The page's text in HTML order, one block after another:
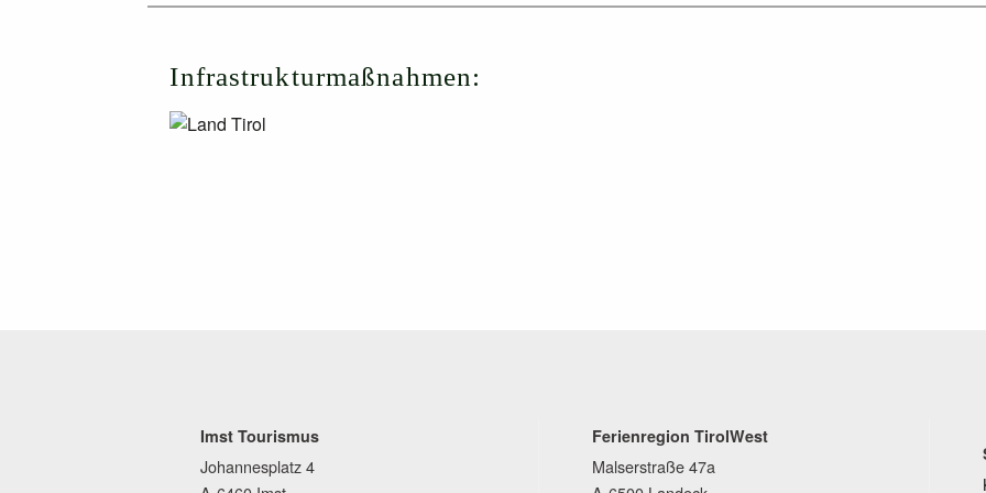
Infrastrukturmaßnahmen:
Imst Tourismus
Johannesplatz 4
Ferienregion TirolWest
Malserstraße 47a